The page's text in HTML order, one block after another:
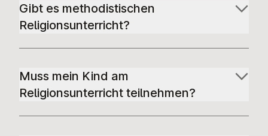
Gibt es methodistischen
Religionsunterricht?
Muss mein Kind am
Religionsunterricht teilnehmen?